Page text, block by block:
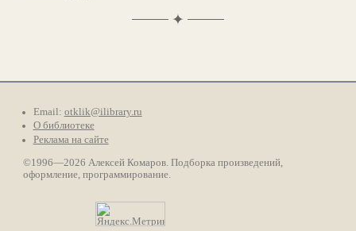
✦
Email: otklik@ilibrary.ru
О библиотеке
Реклама на сайте
©1996—2026 Алексей Комаров. Подборка произведений,
оформление, программирование.